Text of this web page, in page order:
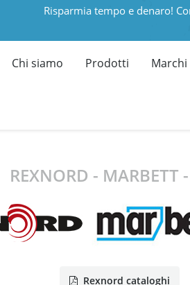
Risparmia tempo e denaro!
Chi siamo Prodotti Marchi
REXNORD - MARBETT
Rexnord cataloghi